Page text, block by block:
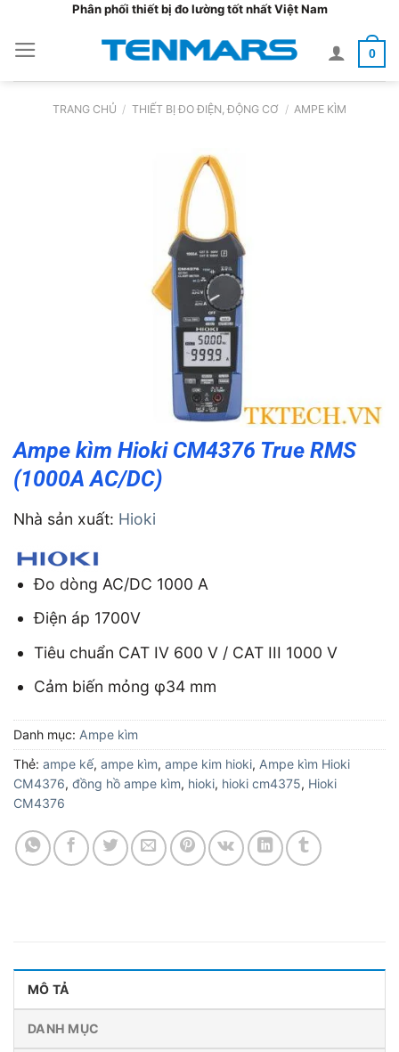
nội
dung
Phân phối thiết bị đo lường tốt nhất Việt Nam
0
TRANG CHỦ / THIẾT BỊ ĐO ĐIỆN, ĐỘNG CƠ / AMPE KÌM
Ampe kìm Hioki CM4376 True RMS
(1000A AC/DC)
Nhà sản xuất: Hioki
Đo dòng AC/DC 1000 A
Điện áp 1700V
Tiêu chuẩn CAT IV 600 V / CAT III 1000 V
Cảm biến mỏng φ34 mm
Danh mục: Ampe kìm
Thẻ: ampe kế, ampe kìm, ampe kim hioki, Ampe kìm Hioki
CM4376, đồng hồ ampe kìm, hioki, hioki cm4375, Hioki
CM4376
MÔ TẢ
DANH MỤC